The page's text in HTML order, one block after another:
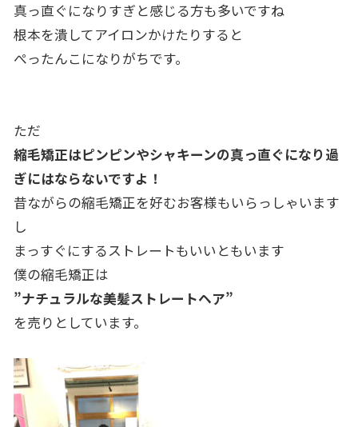
真っ直ぐになりすぎと感じる方も多いですね
根本を潰してアイロンかけたりすると
ぺったんこになりがちです。
ただ
縮毛矯正はピンピンやシャキーンの真っ直ぐになり過
ぎにはならないですよ！
昔ながらの縮毛矯正を好むお客様もいらっしゃいます
し
まっすぐにするストレートもいいともいます
僕の縮毛矯正は
”ナチュラルな美髪ストレートヘア”
を売りとしています。